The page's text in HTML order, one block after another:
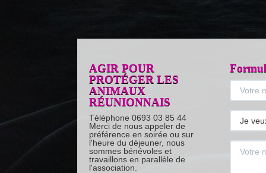
AGIR POUR
PROTÉGER LES
ANIMAUX
RÉUNIONNAIS
Téléphone 0693 03 85 44
Merci de nous appeler de
préférence en soirée ou sur
l'heure du déjeuner, nous
sommes bénévoles et
travaillons en parallèle de
l'association.